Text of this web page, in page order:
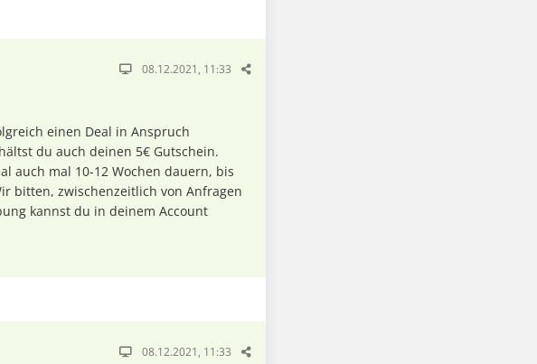
08.12.2021, 11:33
einen Deal in Anspruch
du auch deinen 5€ Gutschein.
auch mal 10-12 Wochen dauern, bis
bitten, zwischenzeitlich von Anfragen
kannst du in deinem Account
08.12.2021, 11:33